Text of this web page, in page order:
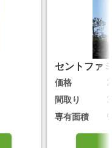
セントファ
価格
間取り
専有面積